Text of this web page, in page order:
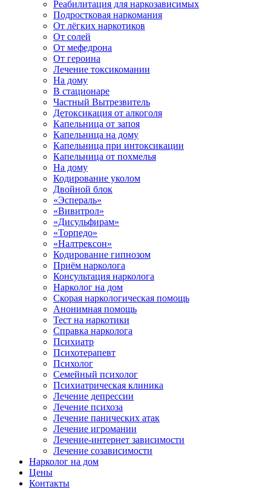
Реабилитация для наркозависимых
Подростковая наркомания
От лёгких наркотиков
От солей
От мефедрона
От героина
Лечение токсикомании
На дому
В стационаре
Частный Вытрезвитель
Детоксикация от алкоголя
Капельница от запоя
Капельница на дому
Капельница при интоксикации
Капельница от похмелья
На дому
Кодирование уколом
Двойной блок
«Эспераль»
«Вивитрол»
«Дисульфирам»
«Торпедо»
«Налтрексон»
Кодирование гипнозом
Приём нарколога
Консультация нарколога
Нарколог на дом
Скорая наркологическая помощь
Анонимная помощь
Тест на наркотики
Справка нарколога
Психиатр
Психотерапевт
Психолог
Семейный психолог
Психиатрическая клиника
Лечение депрессии
Лечение психоза
Лечение панических атак
Лечение игромании
Лечение-интернет зависимости
Лечение созависимости
Нарколог на дом
Цены
Контакты